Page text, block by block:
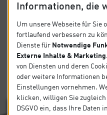
News
Datenschutz
SOCIAL
Folgen Sie uns auf Social
Informationen, die
Um unsere Webseite für Sie
fortlaufend verbessern zu
Dienste für Notwendige
Externe Inhalte & Marketing
von Diensten und deren
oder weitere Informationen
Einstellungen vornehmen.
klicken, willigen Sie zugleich
DSGVO ein, dass Ihre Daten